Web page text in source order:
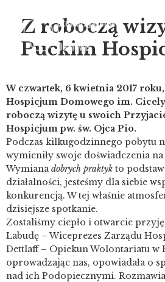
Z roboczą
Puckim
W czwartek, 6 kwietnia 2017
Hospicjum Domowego im.
roboczą wizytę u swoich
Hospicjum pw. św. Ojca Pio.
Podczas kilkugodzinnego pobytu
wymieniły swoje doświadczenia na
Wymiana dobrych praktyk to
działalności, jesteśmy dla siebie
konkurencją. W tej właśnie
dzisiejsze spotkanie.
Zostaliśmy ciepło i otwarcie
Labudę – Wiceprezes Zarządu
Dettlaff – Opiekun Wolontariatu w
oprowadzając nas, opowiadała o
nad ich Podopiecznymi.